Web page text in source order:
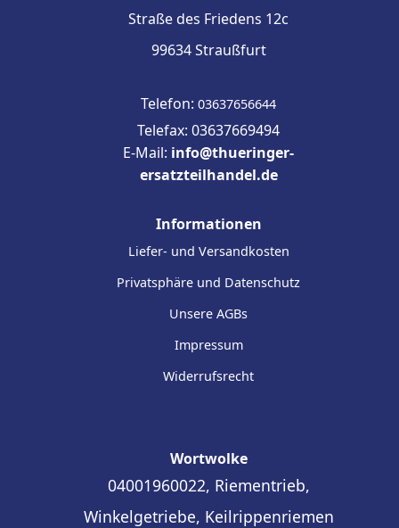
Straße des Friedens 12c
99634 Straußfurt
Telefon: 03637656644
Telefax: 03637669494
E-Mail: info@thueringer-
ersatzteilhandel.de
Informationen
Liefer- und Versandkosten
Privatsphäre und Datenschutz
Unsere AGBs
Impressum
Widerrufsrecht
Wortwolke
04001960022, Riementrieb,
Winkelgetriebe, Keilrippenriemen